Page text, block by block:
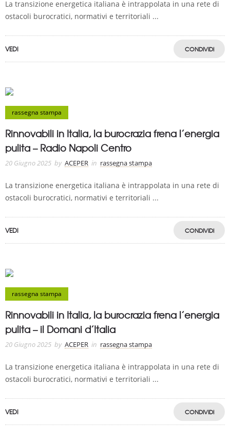
La transizione energetica italiana è intrappolata in una rete di
ostacoli burocratici, normativi e territoriali ...
VEDI CONDIVIDI
rassegna stampa
Rinnovabili in Italia, la burocrazia frena l’energia
pulita – Radio Napoli Centro
20 Giugno 2025 by ACEPER in rassegna stampa
La transizione energetica italiana è intrappolata in una rete di
ostacoli burocratici, normativi e territoriali ...
VEDI CONDIVIDI
rassegna stampa
Rinnovabili in Italia, la burocrazia frena l’energia
pulita – il Domani d’Italia
20 Giugno 2025 by ACEPER in rassegna stampa
La transizione energetica italiana è intrappolata in una rete di
ostacoli burocratici, normativi e territoriali ...
VEDI CONDIVIDI